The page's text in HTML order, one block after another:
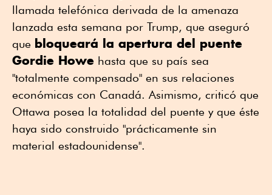
llamada telefónica derivada de la amenaza
lanzada esta semana por Trump, que aseguró
que bloqueará la apertura del puente
Gordie Howe hasta que su país sea
"totalmente compensado" en sus relaciones
económicas con Canadá. Asimismo, criticó que
Ottawa posea la totalidad del puente y que éste
haya sido construido "prácticamente sin
material estadounidense".